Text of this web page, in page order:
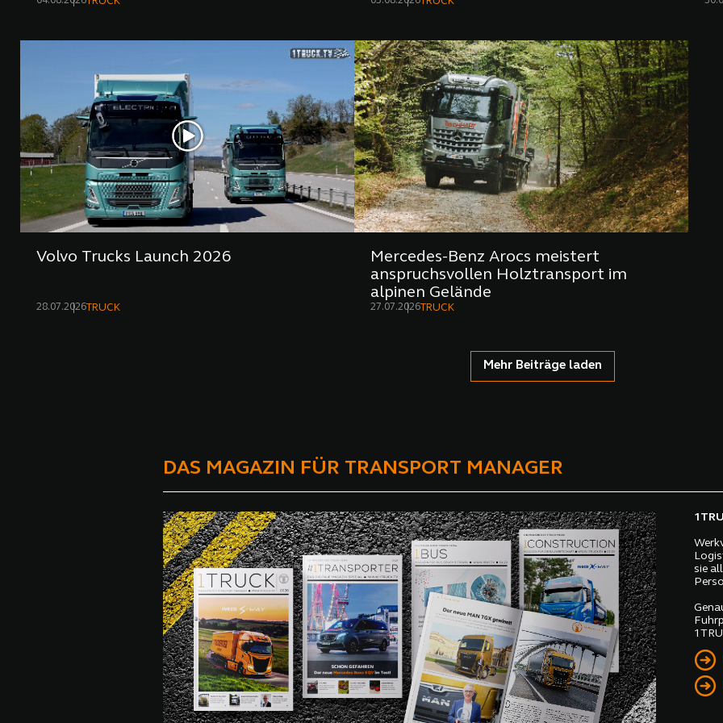
Volvo Trucks Launch 2026
28.07.2026 TRUCK
Mercedes-Benz Arocs meistert
anspruchsvollen Holztransport im
alpinen Gelände
27.07.2026 TRUCK
Mehr Beiträge laden
DAS MAGAZIN FÜR TRANSPORT MANAGER
sie